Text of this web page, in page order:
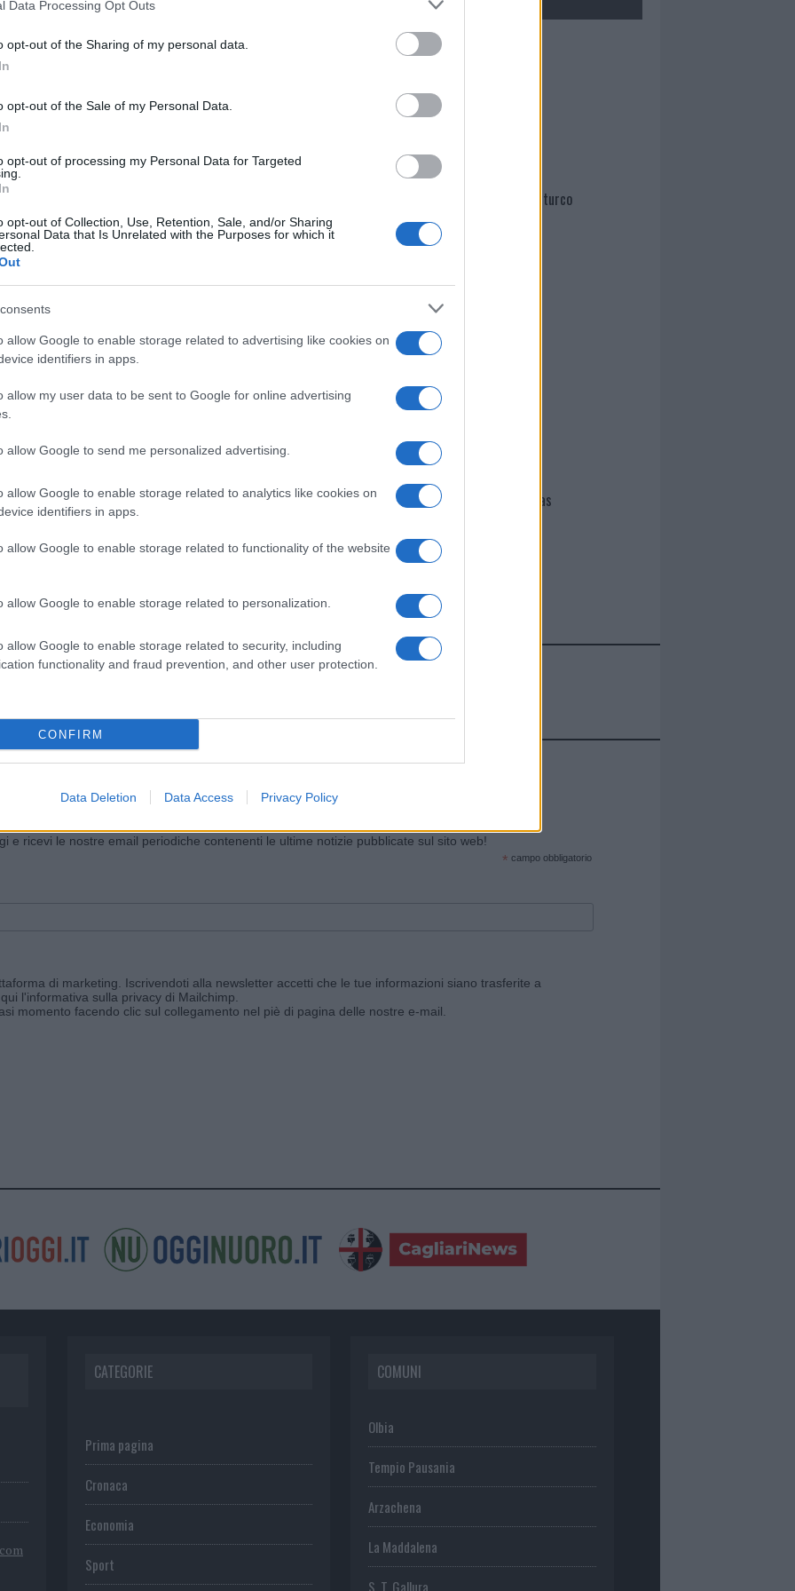
Data Processing Opt Outs
opt-out of the Sharing of my personal data.
opt-out of the Sale of my Personal Data.
opt-out of processing my Personal Data for Targeted
opt-out of Collection, Use, Retention, Sale, and/or Sharing
Data that Is Unrelated with the Purposes for which it
allow Google to enable storage related to advertising like cookies on
identifiers in apps.
allow my user data to be sent to Google for online advertising
allow Google to send me personalized advertising.
allow Google to enable storage related to analytics like cookies on
identifiers in apps.
allow Google to enable storage related to functionality of the website
allow Google to enable storage related to personalization.
allow Google to enable storage related to security, including
functionality and fraud prevention, and other user protection.
CONFIRM
Data Deletion Data Access Privacy Policy
nella sezioneLogindal menù del sito o
i tuoi video e le tue foto
+39 345 356 7512
di GalluraOggi.it
news da
Mario Malu
Paolo Pinna
Martina Agostina Diturco
I nostri cari
Giovannimaria Cabras
e ricevi le nostre email periodiche contenenti le ultime notizie pubblicate sul sito web!
* campo obbligatorio
di marketing. Iscrivendoti alla newsletter accetti che le tue informazioni siano trasferite a
l'informativa sulla privacy di Mailchimp
momento facendo clic sul collegamento nel piè di pagina delle nostre e-mail.
CATEGORIE
Prima pagina
Cronaca
Economia
Sport
COMUNI
Olbia
Tempio Pausania
Arzachena
La Maddalena
S. T. Gallura